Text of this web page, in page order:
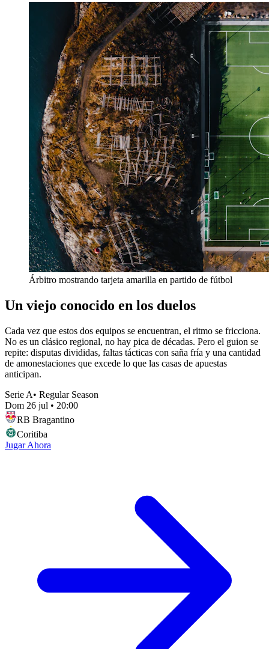
Árbitro mostrando tarjeta amarilla en partido de fútbol
Un viejo conocido en los duelos
Cada vez que estos dos equipos se encuentran, el ritmo se fricciona.
No es un clásico regional, no hay pica de décadas. Pero el guion se
repite: disputas divididas, faltas tácticas con saña fría y una cantidad
de amonestaciones que excede lo que las casas de apuestas
anticipan.
Serie A• Regular Season
Dom 26 jul • 20:00
RB Bragantino
Coritiba
Jugar Ahora